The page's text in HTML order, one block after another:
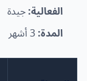
الفعالية:جيدة
المدة: